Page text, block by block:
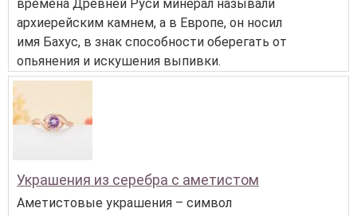
времена Древней Руси минерал называли
архиерейским камнем, а в Европе, он носил
имя Бахус, в знак способности оберегать от
опьянения и искушения выпивки.
Украшения из серебра с аметистом
Аметистовые украшения – символ